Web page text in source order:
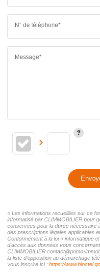
N° de téléphone*
Message*
« Les informations recueillies sur ce
informatisé par CLIMMOBILIER pour
conservées pour la durée nécessaire
des prescriptions légales applicables
Conformément à la loi « informatique
d'accès aux données vous
CLIMMOBILIER contact@primo-
la liste d'opposition au démarchage
vous inscrire ici : https://